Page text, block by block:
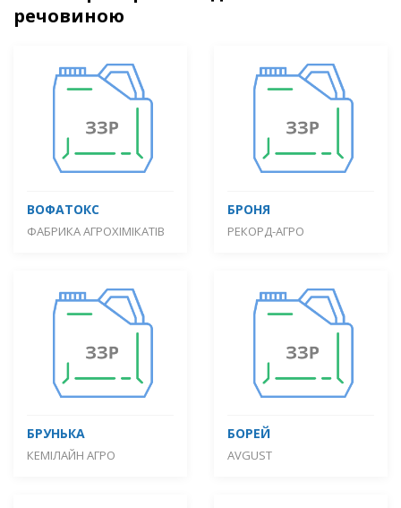
речовиною
ВОФАТОКС
ФАБРИКА АГРОХІМІКАТІВ
БРОНЯ
РЕКОРД-АГРО
БРУНЬКА
КЕМІЛАЙН АГРО
БОРЕЙ
AVGUST